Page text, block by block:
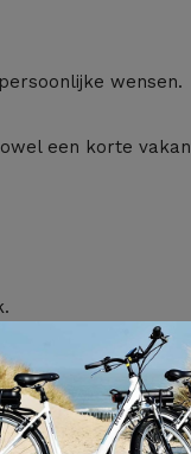
wensen.
een korte
zorgen voor
streek.